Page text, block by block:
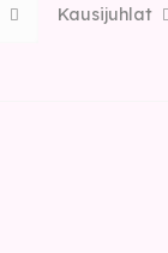
Kausijuhlat